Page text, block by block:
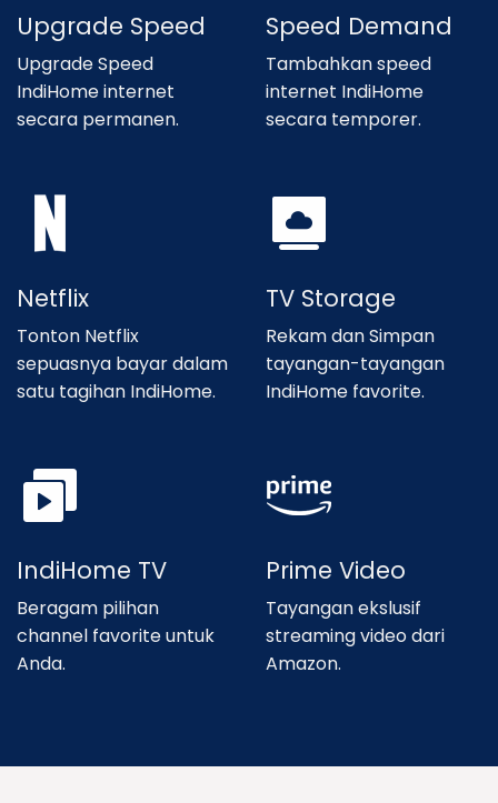
Upgrade Speed
Upgrade Speed
IndiHome internet
secara permanen.
Speed Demand
Tambahkan speed
internet IndiHome
secara temporer.
Netflix
Tonton Netflix
sepuasnya bayar dalam
satu tagihan IndiHome.
TV Storage
Rekam dan Simpan
tayangan-tayangan
IndiHome favorite.
IndiHome TV
Beragam pilihan
channel favorite untuk
Anda.
Prime Video
Tayangan ekslusif
streaming video dari
Amazon.